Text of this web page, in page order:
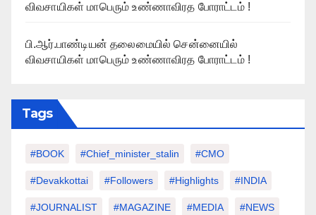
விவசாயிகள் மாபெரும் உண்ணாவிரத போராட்டம் !
பி.ஆர்.பாண்டியன் தலைமையில் சென்னையில்
விவசாயிகள் மாபெரும் உண்ணாவிரத போராட்டம் !
Tags
#BOOK #chief_minister_stalin #CMO
#devakkottai #followers #highlights #INDIA
#JOURNALIST #MAGAZINE #MEDIA #NEWS